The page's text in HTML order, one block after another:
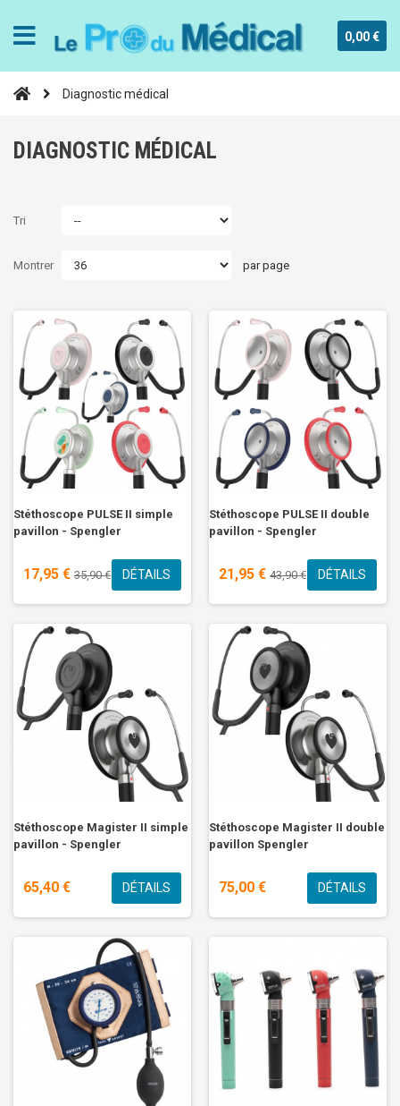
0,00 €
Diagnostic médical
DIAGNOSTIC MÉDICAL
Tri
Montrer par page
Stéthoscope PULSE II simple
pavillon - Spengler
17,95 € 35,90 € DÉTAILS
Stéthoscope PULSE II double
pavillon - Spengler
21,95 € 43,90 € DÉTAILS
Stéthoscope Magister II simple
pavillon - Spengler
65,40 € DÉTAILS
Stéthoscope Magister II double
pavillon Spengler
75,00 € DÉTAILS